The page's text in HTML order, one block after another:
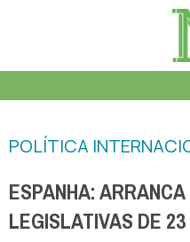
POLÍTICA
ESPANHA:
LEGISLATIVAS DE